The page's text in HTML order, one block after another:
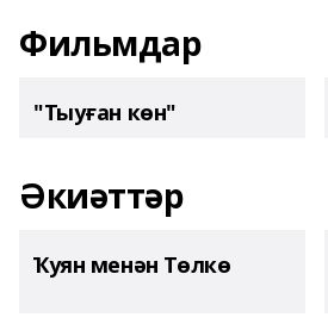
Фильмдар
"Тыуған көн"
Әкиәттәр
Ҡуян менән Төлкө